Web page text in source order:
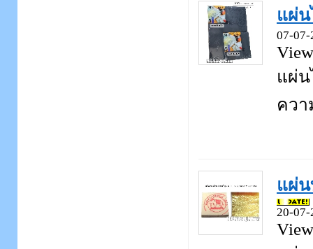
แผ่น
07-07-
แผ่น
ควา
แผ่น
20-07-